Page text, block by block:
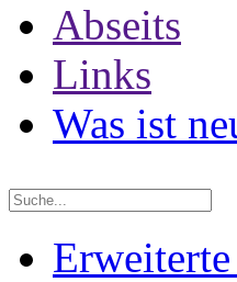
Abseits
Links
Was ist